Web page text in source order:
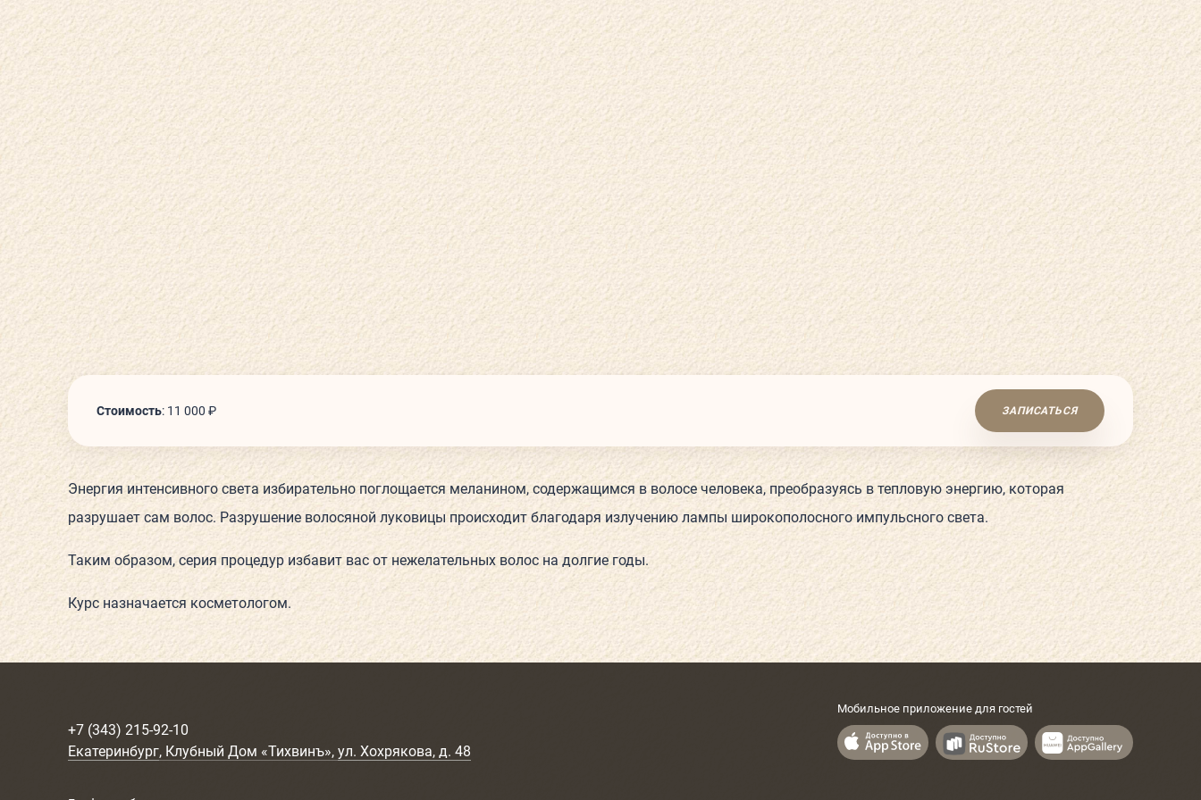
О КЛУБЕ КЛУБНЫЕ КАРТЫ
ГОСТЕВОЙ ВИЗИТ РАСПИСАНИЕ
КОНТАКТЫ КАК ПРОЙТИ
НОВОСТИ ГОСТИ О НАС
ВЕЛНЕС-ПОДАРКИ
Стоимость: 11 000 ₽ ЗАПИСАТЬСЯ
Энергия интенсивного света избирательно поглощается меланином, содержащимся в волосе человека, преобразуясь в тепловую энергию, которая
разрушает сам волос. Разрушение волосяной луковицы происходит благодаря излучению лампы широкополосного импульсного света.
Таким образом, серия процедур избавит вас от нежелательных волос на долгие годы.
Курс назначается косметологом.
+7 (343) 215-92-10
Екатеринбург, Клубный Дом «Тихвинъ», ул. Хохрякова, д. 48
Мобильное приложение для гостей